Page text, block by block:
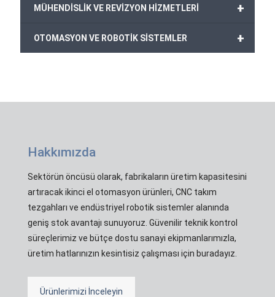
+
MÜHENDİSLİK VE REVİZYON HİZMETLERİ
+
OTOMASYON VE ROBOTİK SİSTEMLER
Hakkımızda
Sektörün öncüsü olarak, fabrikaların üretim kapasitesini
artıracak ikinci el otomasyon ürünleri, CNC takım
tezgahları ve endüstriyel robotik sistemler alanında
geniş stok avantajı sunuyoruz. Güvenilir teknik kontrol
süreçlerimiz ve bütçe dostu sanayi ekipmanlarımızla,
üretim hatlarınızın kesintisiz çalışması için buradayız.
Ürünlerimizi İnceleyin